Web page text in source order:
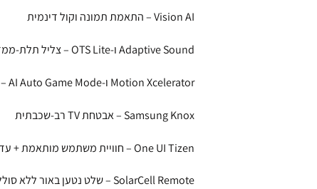
Vision AI – התאמת תמונה וקול דינמית
Adaptive Sound ו‑OTS Lite – צליל תלת‑ממדי מסתגל
Motion Xcelerator ו‑AI Auto Game Mode – תנועה חלקה למשחקים
Samsung Knox – אבטחת TV רב‑שכבתית
One UI Tizen – חוויית משתמש מותאמת + עדכוני OS ל‑7 שנים
SolarCell Remote – שלט נטען באור ללא סוללות